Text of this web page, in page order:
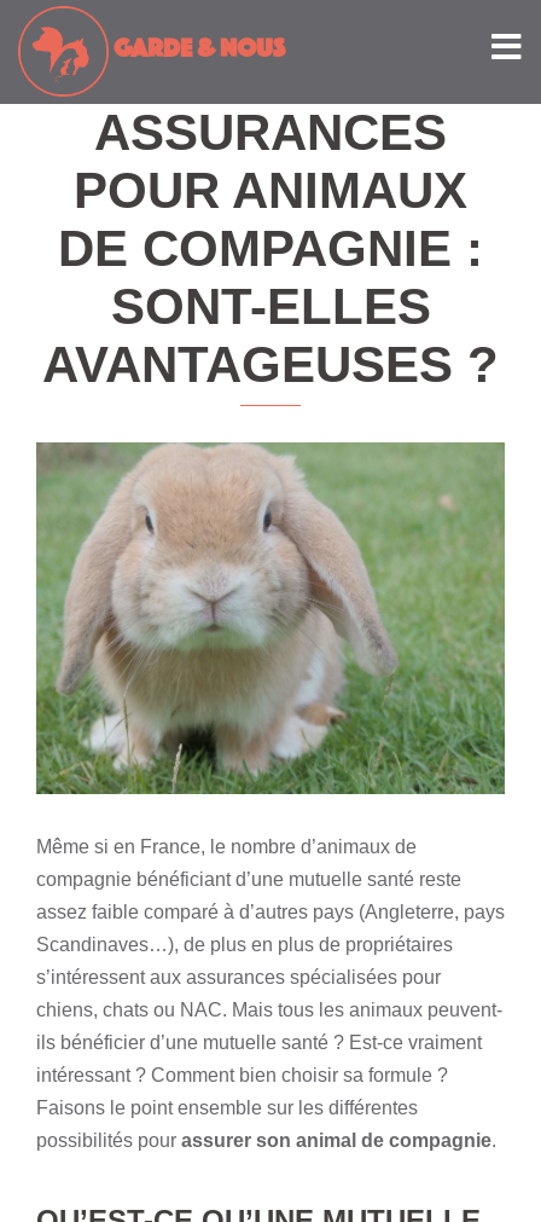
GARDE& NOUS
Accueil
compagnie : sont-elles avantageuses ?
ASSURANCES
POUR ANIMAUX
DE COMPAGNIE :
SONT-ELLES
AVANTAGEUSES ?
Même si en France, le nombre d’animaux de
compagnie bénéficiant d’une mutuelle santé reste
assez faible comparé à d’autres pays (Angleterre, pays
Scandinaves…), de plus en plus de propriétaires
s’intéressent aux assurances spécialisées pour
chiens, chats ou NAC. Mais tous les animaux peuvent-
ils bénéficier d’une mutuelle santé ? Est-ce vraiment
intéressant ? Comment bien choisir sa formule ?
Faisons le point ensemble sur les différentes
possibilités pour assurer son animal de compagnie.